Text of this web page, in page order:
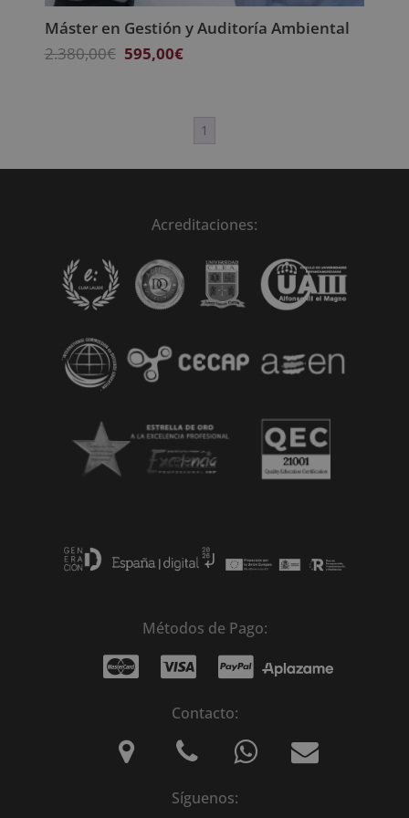
Máster en Gestión y Auditoría Ambiental
2.380,00€ El
595,00€El
es:
595,00€.
1
Acreditaciones:
Métodos de Pago:
Contacto:
Síguenos: